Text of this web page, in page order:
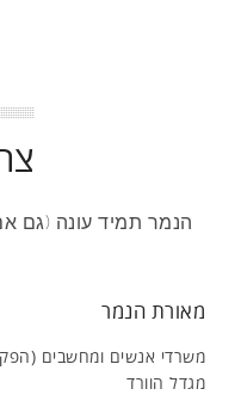
הנמר תמיד עונה (גם
מאורת הנמר
משרדי אנשים ומחשבים
מגדל הוורד